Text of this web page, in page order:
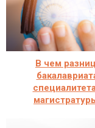
В чем